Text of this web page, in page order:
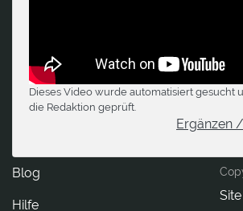
Dieses Video wurde automatisiert gesucht
die Redaktion geprüft.
Ergänzen
Blog
Hilfe